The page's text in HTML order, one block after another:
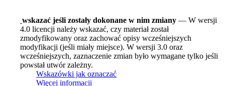
wskazać jeśli zostały dokonane w nim zmiany — W wersji
4.0 licencji należy wskazać, czy materiał został
zmodyfikowany oraz zachować opisy wcześniejszych
modyfikacji (jeśli miały miejsce). W wersji 3.0 oraz
wcześniejszych, zaznaczenie zmian było wymagane tylko jeśli
powstał utwór zależny.
Wskazówki jak oznaczać
Więcej informacji